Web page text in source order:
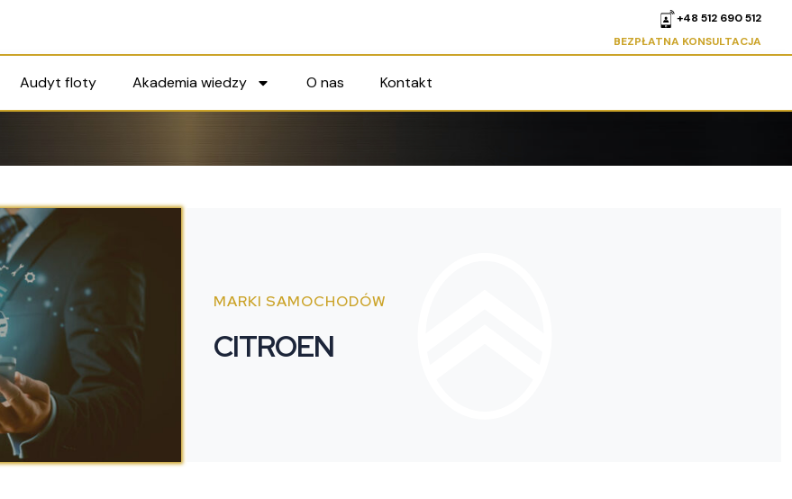
+48 512 690 512
BEZPŁATNA KONSULTACJA
Audyt floty Akademia wiedzy O nas Kontakt
MARKI SAMOCHODÓW
CITROEN